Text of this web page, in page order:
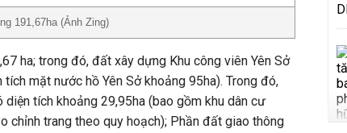
191,67ha (Ảnh Zing)
ha; trong đó, đất xây dựng Khu công viên Yên Sở
mặt nước hồ Yên Sở khoảng 95ha). Trong đó,
tích khoảng 29,95ha (bao gồm khu dân cư
chỉnh trang theo quy hoạch); Phần đất giao thông